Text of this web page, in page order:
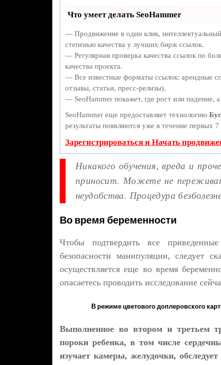
Что умеет делать SeoHammer
— Продвижение в один клик,
степенью качества у лучших бирж ссылок.
— Регулярная проверка качества ссылок по
качества проекта.
— Все известные форматы ссылок: арендные
отзывы, статьи, пресс-релизы).
— SeoHammer покажет, где рост или падение,
SeoHammer еще предоставляет технологию
результаты появляются уже в течение первых
Зарегистрироваться и Начать
Никакого обучения, вреда и
приносит. Можете не
неудобства. Процедура
Во время беременности
Чтобы подтвердить все
безопасности манипуляции,
осуществляется еще во время
опасаетесь проводить исследование
В режиме цветового доплеровского
Выполненное во втором и третьем
пороки ребенка, в том числе
изучает камеры, желудочки,